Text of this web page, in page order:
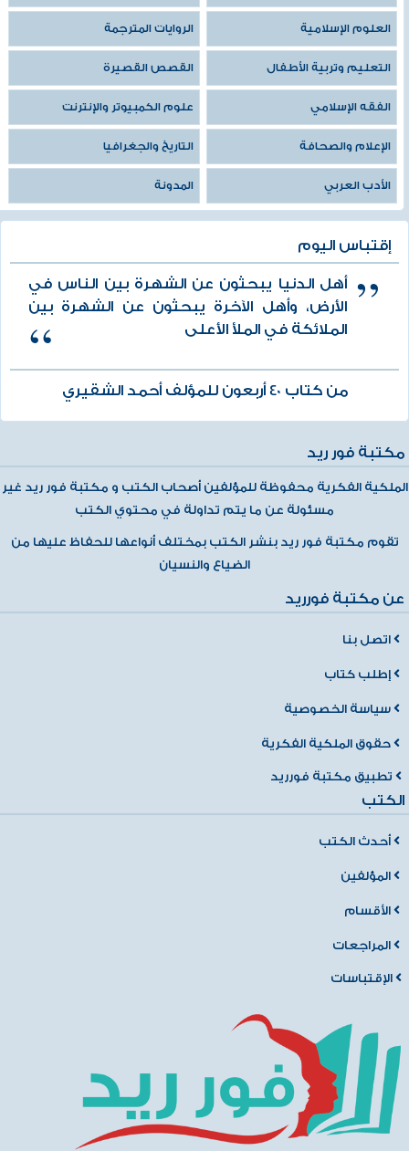
العلوم الإسلامية الروايات المترجمة
التعليم وتربية الأطفال القصص القصيرة
الفقه الإسلامي علوم الكمبيوتر والإنترنت
الإعلام والصحافة التاريخ والجغرافيا
الأدب العربي المدونة
إقتباس اليوم
أهل الدنيا يبحثون عن الشهرة بين الناس في
الأرض، وأهل الآخرة يبحثون عن الشهرة بين
الملائكة في الملأ الأعلى
من كتاب 40 أربعون للمؤلف أحمد الشقيري
مكتبة فور ريد
الملكية الفكرية محفوظة للمؤلفين أصحاب الكتب و مكتبة فور ريد غير
مسئولة عن ما يتم تداولة في محتوي الكتب
تقوم مكتبة فور ريد بنشر الكتب بمختلف أنواعها للحفاظ عليها من
الضياع والنسيان
عن مكتبة فورريد
اتصل بنا
إطلب كتاب
سياسة الخصوصية
حقوق الملكية الفكرية
تطبيق مكتبة فورريد
الكتب
أحدث الكتب
المؤلفين
الأقسام
المراجعات
الإقتباسات